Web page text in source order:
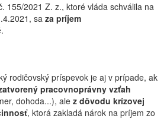
155/2021 Z. z., ktoré vláda schválila na
sa za príjem
rodičovský príspevok je aj v prípade, ak
pracovnoprávny vzťah
dohoda...), ale z dôvodu krízovej
, ktorá zakladá nárok na príjem zo